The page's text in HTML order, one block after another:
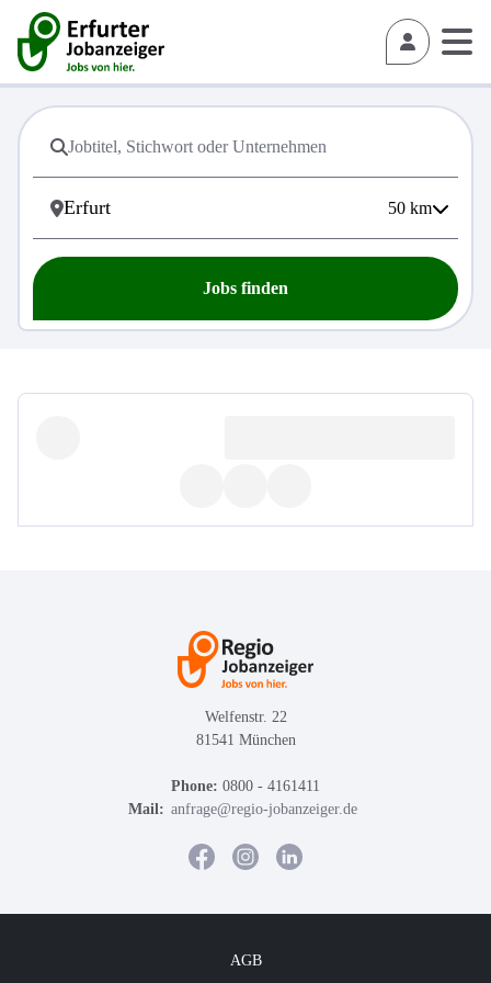
50 km
Jobs finden
Welfenstr. 22
81541 München
Phone: 0800 - 4161411
Mail: anfrage@regio-jobanzeiger.de
AGB